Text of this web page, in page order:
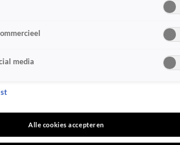
blikt terug op
media
Alle cookies accepteren